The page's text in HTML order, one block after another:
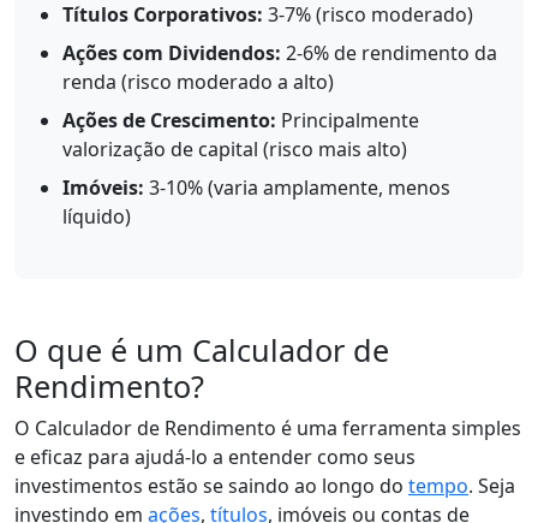
Títulos Corporativos: 3-7% (risco moderado)
Ações com Dividendos: 2-6% de rendimento da
renda (risco moderado a alto)
Ações de Crescimento: Principalmente
valorização de capital (risco mais alto)
Imóveis: 3-10% (varia amplamente, menos
líquido)
O que é um Calculador de
Rendimento?
O Calculador de Rendimento é uma ferramenta simples
e eficaz para ajudá-lo a entender como seus
investimentos estão se saindo ao longo do tempo. Seja
investindo em ações, títulos, imóveis ou contas de